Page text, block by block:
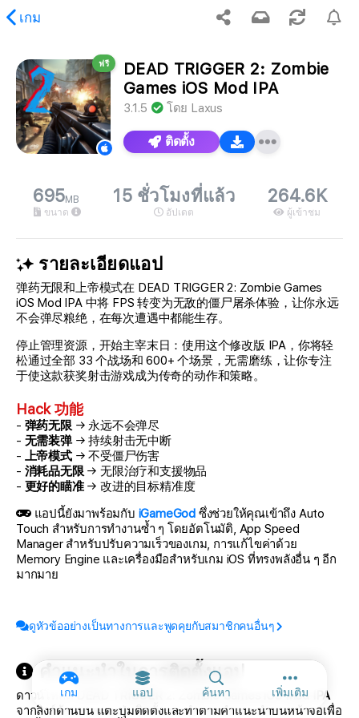
เกม
เกม แอป ค้นหา เพิ่มเติมตัวเลือกเพิ่ม
เนื้อหาที่ร้องขอ
ฟรี
DEAD TRIGGER 2: Zombie
Games iOS Mod IPA
3.1.5 โดย Laxus
ติดตั้ง
695MB
ขนาด
15 ชั่วโมงที่แล้ว
อัปเดต
264.6K
ผู้เข้าชม
รายละเอียดแอป
弹药无限和上帝模式在 DEAD TRIGGER 2: Zombie Games
iOS Mod IPA 中将 FPS 转变为无敌的僵尸屠杀体验，让你永远
不会弹尽粮绝，在每次遭遇中都能生存。
停止管理资源，开始主宰末日：使用这个修改版 IPA，你将轻
松通过全部 33 个战场和 600+ 个场景，无需磨练，让你专注
于使这款获奖射击游戏成为传奇的动作和策略。
Hack 功能
- 弹药无限→ 永远不会弹尽
- 无需装弹→ 持续射击无中断
- 上帝模式→ 不受僵尸伤害
- 消耗品无限→ 无限治疗和支援物品
- 更好的瞄准→ 改进的目标精准度
แอปนี้ยังมาพร้อมกับ iGameGod ซึ่งช่วยให้คุณเข้าถึง Auto
Touch สำหรับการทำงานซ้ำ ๆ โดยอัตโนมัติ, App Speed
Manager สำหรับปรับความเร็วของเกม, การแก้ไขค่าด้วย
Memory Engine และเครื่องมือสำหรับเกม iOS ที่ทรงพลังอื่น ๆ อีก
มากมาย
ดูหัวข้ออย่างเป็นทางการและพูดคุยกับสมาชิกคนอื่นๆ
คำแนะนำในการติดตั้งแอป
ดาวน์โหลดDEAD TRIGGER 2: Zombie Games iOS Mod IPA
จากลิงก์ด้านบน แตะปุ่มติดตั้งและทำตามคำแนะนำบนหน้าจอเพื่อ